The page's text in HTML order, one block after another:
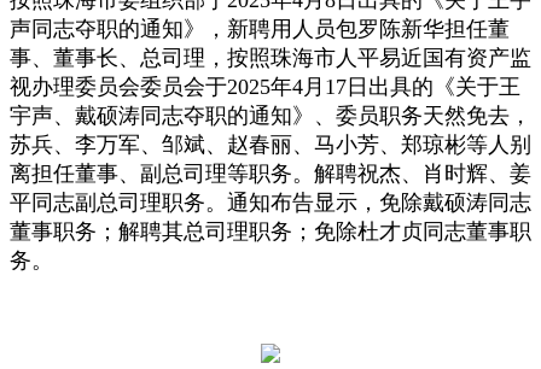
声同志夺职的通知》，新聘用人员包罗陈新华担任董
事、董事长、总司理，按照珠海市人平易近国有资产监
视办理委员会委员会于2025年4月17日出具的《关于王
宇声、戴硕涛同志夺职的通知》、委员职务天然免去，
苏兵、李万军、邹斌、赵春丽、马小芳、郑琼彬等人别
离担任董事、副总司理等职务。解聘祝杰、肖时辉、姜
平同志副总司理职务。通知布告显示，免除戴硕涛同志
董事职务；解聘其总司理职务；免除杜才贞同志董事职
务。